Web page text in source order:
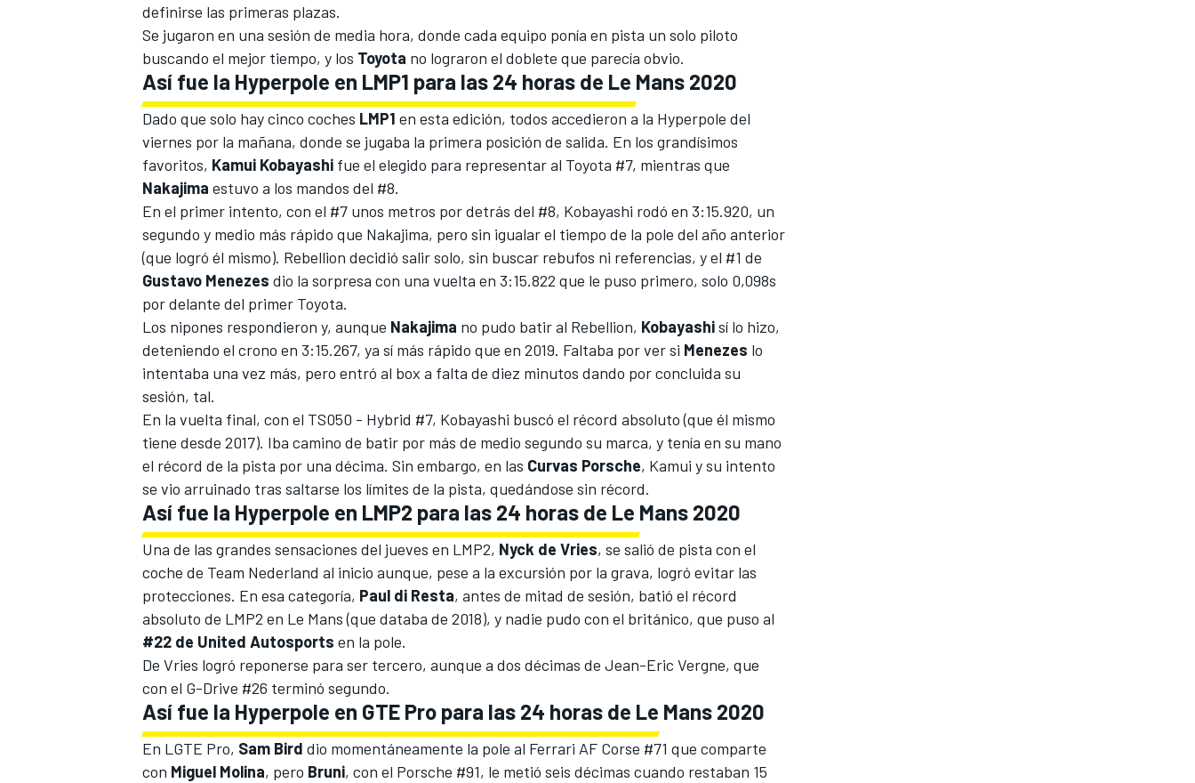
MÁS CATEGORÍAS
definirse las primeras plazas.
Se jugaron en una sesión de media hora, donde cada equipo ponía en pista un solo piloto
buscando el mejor tiempo, y los Toyota no lograron el doblete que parecía obvio.
Así fue la Hyperpole en LMP1 para las 24 horas de Le Mans 2020
Dado que solo hay cinco coches LMP1 en esta edición, todos accedieron a la Hyperpole del
viernes por la mañana, donde se jugaba la primera posición de salida. En los grandísimos
favoritos, Kamui Kobayashi fue el elegido para representar al Toyota #7, mientras que
Nakajima estuvo a los mandos del #8.
En el primer intento, con el #7 unos metros por detrás del #8, Kobayashi rodó en 3:15.920, un
segundo y medio más rápido que Nakajima, pero sin igualarel tiempo de la pole del año anterior
(que logró él mismo). Rebellion decidió salir solo, sin buscar rebufos ni referencias, y el #1 de
Gustavo Menezes dio la sorpresa con una vuelta en 3:15.822 que le puso primero, solo 0,098s
por delante del primer Toyota.
Los nipones respondieron y, aunque Nakajima no pudo batir al Rebellion, Kobayashisí lo hizo,
deteniendo el crono en 3:15.267, ya sí más rápido que en 2019. Faltaba por ver si Menezes lo
intentaba una vez más, pero entró al box a falta de diez minutos dando por concluida su
sesión, tal.
En la vuelta final, con el TS050 - Hybrid #7, Kobayashi buscó el récord absoluto (que él mismo
tiene desde 2017). Iba camino de batir por más de medio segundo su marca, y tenía en su mano
el récord de la pista por una décima. Sin embargo, en las Curvas Porsche, Kamui y su intento
se vio arruinado tras saltarse los límites de la pista, quedándose sin récord.
Así fue la Hyperpole en LMP2 para las 24 horas de Le Mans 2020
Una de las grandes sensaciones del jueves en LMP2, Nyck de Vries, se salió de pista con el
coche de Team Nederland al inicio aunque, pese a la excursión por la grava, logró evitar las
protecciones. En esa categoría, Paul di Resta, antes de mitad de sesión, batió el récord
absoluto de LMP2 en Le Mans (que databa de 2018), y nadie pudo con el británico, que puso al
#22 de United Autosports en la pole.
De Vries logró reponerse para ser tercero, aunque a dos décimas de Jean-Eric Vergne, que
con el G-Drive #26 terminó segundo.
Así fue la Hyperpole en GTE Pro para las 24 horas de Le Mans 2020
En LGTE Pro, Sam Bird dio momentáneamente la pole al Ferrari AF Corse #71 que comparte
con Miguel Molina, pero Bruni, con el Porsche #91, le metió seis décimas cuando restaban 15